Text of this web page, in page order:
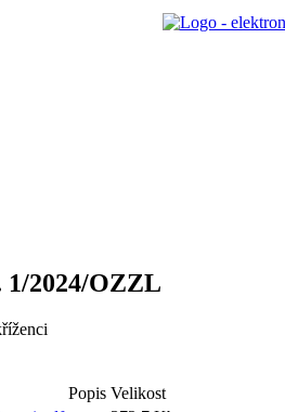
1/2024/OZZL
Popis Velikost